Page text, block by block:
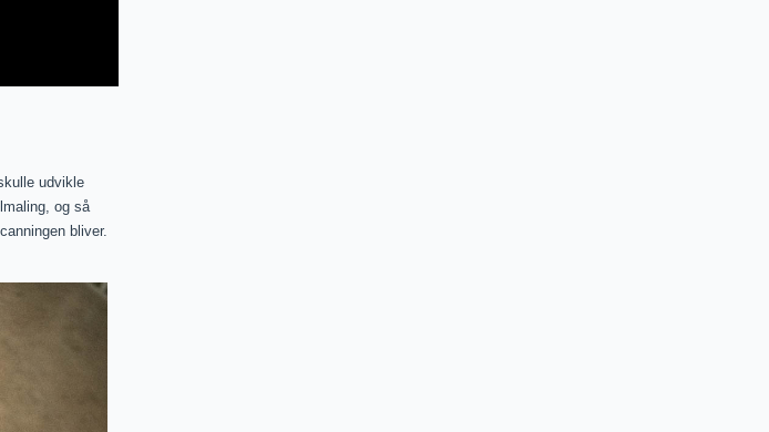
udvikle
og så
bliver.